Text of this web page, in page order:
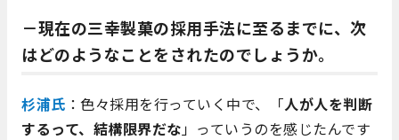
－現在の三幸製菓の採用手法に至るまでに、次
はどのようなことをされたのでしょうか。
杉浦氏 ：色々採用を行っていく中で、「人が人を判断
するって、結構限界だな」っていうのを感じたんです